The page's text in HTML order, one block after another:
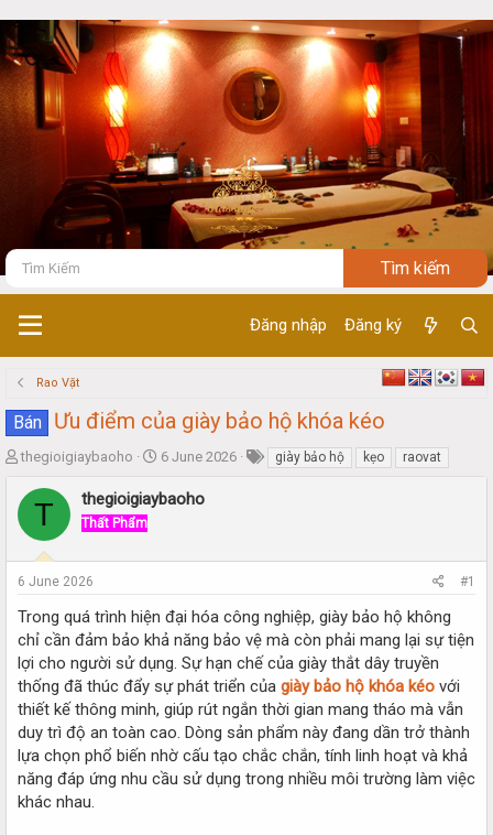
Đăng nhập Đăng ký
Rao Vặt
Bán Ưu điểm của giày bảo hộ khóa kéo
T
r
a
s
a
r
e
r
thegioigiaybaoho
S
a
e
6 June 2026 giày bảo hộ kẹo raovat
T thegioigiaybaoho
Thất Phẩm
6 June 2026 #1
Trong quá trình hiện đại hóa công nghiệp, giày bảo hộ không
chỉ cần đảm bảo khả năng bảo vệ mà còn phải mang lại sự tiện
lợi cho người sử dụng. Sự hạn chế của giày thắt dây truyền
thống đã thúc đẩy sự phát triển của giày bảo hộ khóa kéo với
thiết kế thông minh, giúp rút ngắn thời gian mang tháo mà vẫn
duy trì độ an toàn cao. Dòng sản phẩm này đang dần trở thành
lựa chọn phổ biến nhờ cấu tạo chắc chắn, tính linh hoạt và khả
năng đáp ứng nhu cầu sử dụng trong nhiều môi trường làm việc
khác nhau.